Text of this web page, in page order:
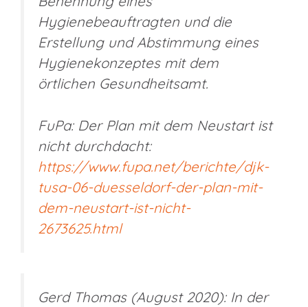
Hygienebeauftragten und die
Erstellung und Abstimmung eines
Hygienekonzeptes mit dem
örtlichen Gesundheitsamt.
FuPa: Der Plan mit dem Neustart ist
nicht durchdacht:
https://www.fupa.net/berichte/djk-
tusa-06-duesseldorf-der-plan-mit-
dem-neustart-ist-nicht-
2673625.html
Gerd Thomas (August 2020): In der